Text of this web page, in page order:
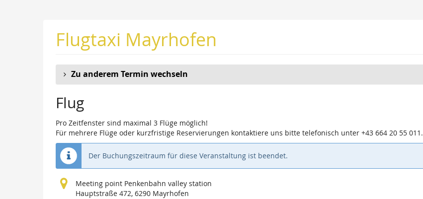
Flugtaxi Mayrhofen
Zu anderem Termin wechseln
Flug
Pro Zeitfenster sind maximal 3 Flüge möglich!
Für mehrere Flüge oder kurzfristige Reservierungen kontaktiere uns bitte telefonisch unter +43 664 20 55 011.
Der Buchungszeitraum für diese Veranstaltung ist beendet.
Meeting point Penkenbahn valley station
Hauptstraße 472, 6290 Mayrhofen